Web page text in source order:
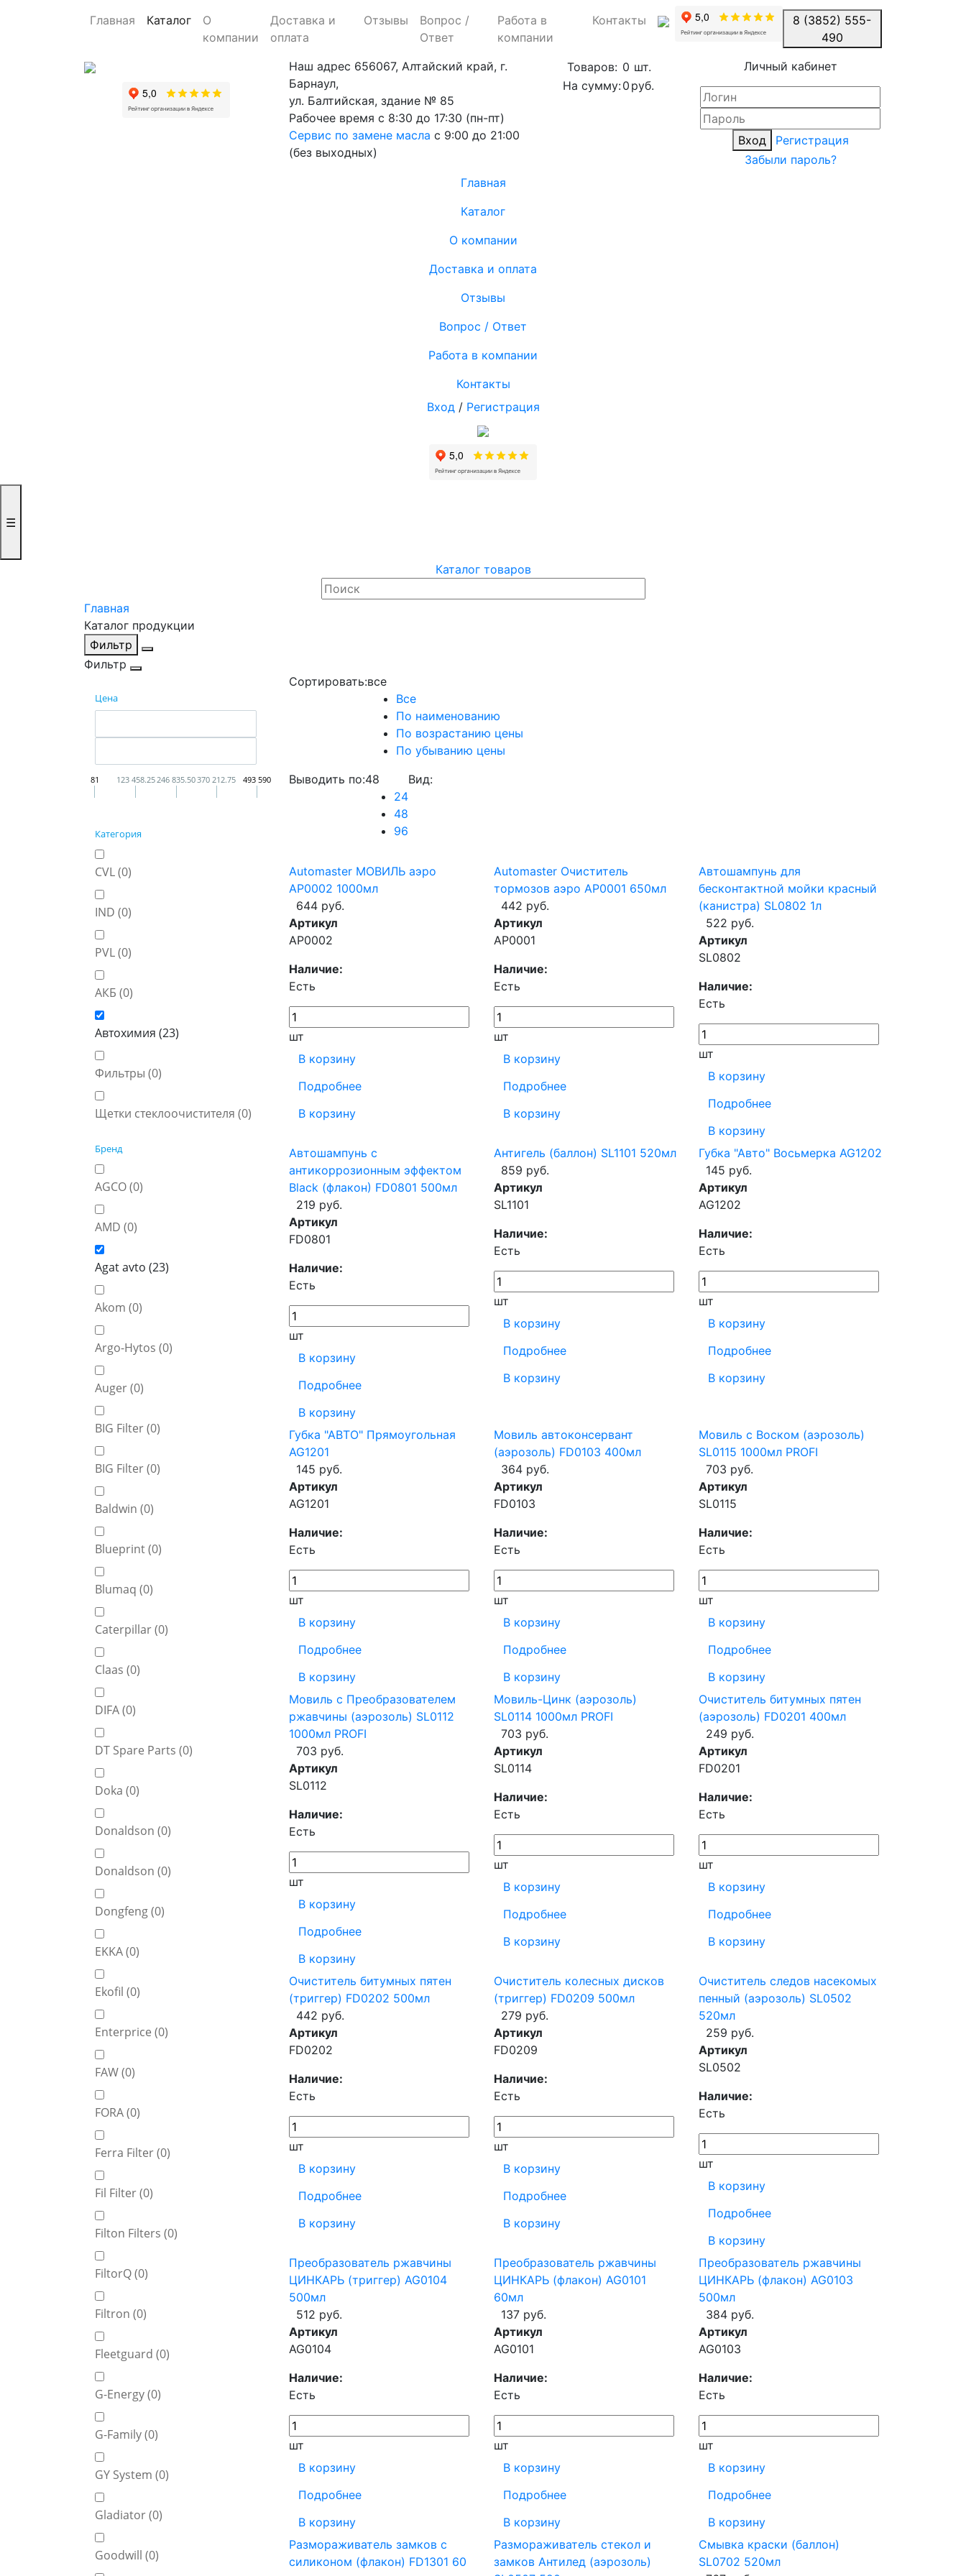
Главная Каталог
О
компании
Доставка и
оплата
Отзывы
Вопрос /
Ответ
Работа в
компании
Контакты
8 (3852) 555-
490
Наш адрес 656067, Алтайский край, г.
Барнаул,
ул. Балтийская, здание № 85
Рабочее время с 8:30 до 17:30 (пн-пт)
Сервис по замене масла с 9:00 до 21:00
(без выходных)
Товаров: 0 шт.
На сумму:0 руб.
Личный кабинет
Вход
Регистрация
Забыли пароль?
Главная
Каталог
О компании
Доставка и оплата
Отзывы
Вопрос / Ответ
Работа в компании
Контакты
Вход/ Регистрация
☰
Каталог товаров
Главная
Каталог продукции
Фильтр
Фильтр
Цена
81 123 458.25246 835.50370 212.75 493 590
Категория
CVL (0)
IND (0)
PVL (0)
АКБ (0)
Автохимия (23)
Фильтры (0)
Щетки стеклоочистителя (0)
Бренд
AGCO (0)
AMD (0)
Agat avto (23)
Akom (0)
Argo-Hytos (0)
Auger (0)
BIG Filter (0)
BIG Filter (0)
Baldwin (0)
Blueprint (0)
Blumaq (0)
Caterpillar (0)
Claas (0)
DIFA (0)
DT Spare Parts (0)
Doka (0)
Donaldson (0)
Donaldson (0)
Dongfeng (0)
EKKA (0)
Ekofil (0)
Enterprice (0)
FAW (0)
FORA (0)
Ferra Filter (0)
Fil Filter (0)
Filton Filters (0)
FiltorQ (0)
Filtron (0)
Fleetguard (0)
G-Energy (0)
G-Family (0)
GY System (0)
Gladiator (0)
Goodwill (0)
Сортировать:все
Все
По наименованию
По возрастанию цены
По убыванию цены
Выводить по:48
24
48
96
Вид:
Automaster МОВИЛЬ аэро
AP0002 1000мл
644 руб.
Артикул
AP0002
Наличие:
Есть
шт
В корзину
Подробнее
В корзину
Automaster Очиститель
тормозов аэро AP0001 650мл
442 руб.
Артикул
AP0001
Наличие:
Есть
шт
В корзину
Подробнее
В корзину
Автошампунь для
бесконтактной мойки красный
(канистра) SL0802 1л
522 руб.
Артикул
SL0802
Наличие:
Есть
шт
В корзину
Подробнее
В корзину
Автошампунь с
антикоррозионным эффектом
Black (флакон) FD0801 500мл
219 руб.
Артикул
FD0801
Наличие:
Есть
шт
В корзину
Подробнее
В корзину
Антигель (баллон) SL1101 520мл
859 руб.
Артикул
SL1101
Наличие:
Есть
шт
В корзину
Подробнее
В корзину
Губка "Авто" Восьмерка AG1202
145 руб.
Артикул
AG1202
Наличие:
Есть
шт
В корзину
Подробнее
В корзину
Губка "АВТО" Прямоугольная
AG1201
145 руб.
Артикул
AG1201
Наличие:
Есть
шт
В корзину
Подробнее
В корзину
Мовиль автоконсервант
(аэрозоль) FD0103 400мл
364 руб.
Артикул
FD0103
Наличие:
Есть
шт
В корзину
Подробнее
В корзину
Мовиль с Воском (аэрозоль)
SL0115 1000мл PROFI
703 руб.
Артикул
SL0115
Наличие:
Есть
шт
В корзину
Подробнее
В корзину
Мовиль с Преобразователем
ржавчины (аэрозоль) SL0112
1000мл PROFI
703 руб.
Артикул
SL0112
Наличие:
Есть
шт
В корзину
Подробнее
В корзину
Мовиль-Цинк (аэрозоль)
SL0114 1000мл PROFI
703 руб.
Артикул
SL0114
Наличие:
Есть
шт
В корзину
Подробнее
В корзину
Очиститель битумных пятен
(аэрозоль) FD0201 400мл
249 руб.
Артикул
FD0201
Наличие:
Есть
шт
В корзину
Подробнее
В корзину
Очиститель битумных пятен
(триггер) FD0202 500мл
442 руб.
Артикул
FD0202
Наличие:
Есть
шт
В корзину
Подробнее
В корзину
Очиститель колесных дисков
(триггер) FD0209 500мл
279 руб.
Артикул
FD0209
Наличие:
Есть
шт
В корзину
Подробнее
В корзину
Очиститель следов насекомых
пенный (аэрозоль) SL0502
520мл
259 руб.
Артикул
SL0502
Наличие:
Есть
шт
В корзину
Подробнее
В корзину
Преобразователь ржавчины
ЦИНКАРЬ (триггер) AG0104
500мл
512 руб.
Артикул
AG0104
Наличие:
Есть
шт
В корзину
Подробнее
В корзину
Преобразователь ржавчины
ЦИНКАРЬ (флакон) AG0101
60мл
137 руб.
Артикул
AG0101
Наличие:
Есть
шт
В корзину
Подробнее
В корзину
Преобразователь ржавчины
ЦИНКАРЬ (флакон) AG0103
500мл
384 руб.
Артикул
AG0103
Наличие:
Есть
шт
В корзину
Подробнее
В корзину
Размораживатель замков с
силиконом (флакон) FD1301 60
Размораживатель стекол и
замков Антилед (аэрозоль)
Смывка краски (баллон)
SL0702 520мл